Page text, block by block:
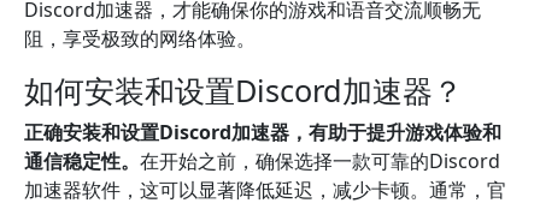
Discord加速器，才能确保你的游戏和语音交流顺畅无
阻，享受极致的网络体验。
如何安装和设置Discord加速器？
正确安装和设置Discord加速器，有助于提升游戏体验和
通信稳定性。 在开始之前，确保选择一款可靠的Discord
加速器软件，这可以显著降低延迟，减少卡顿。通常，官